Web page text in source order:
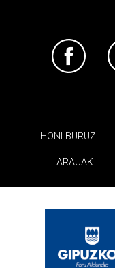
HONI BURUZ
ARAUAK